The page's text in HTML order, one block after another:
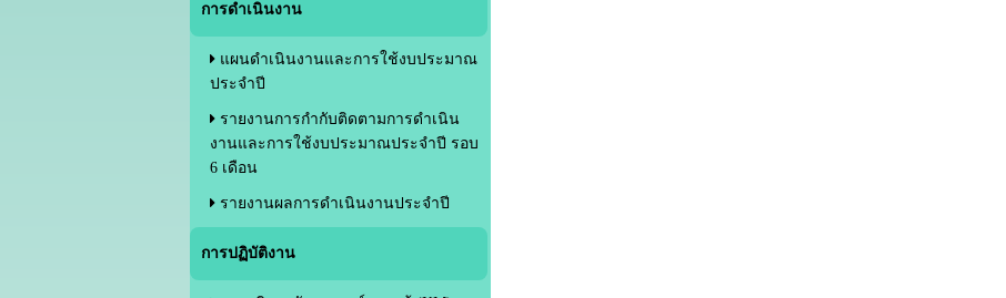
การดำเนินงาน
แผนดำเนินงานและการใช้งบประมาณ
ประจำปี
รายงานการกำกับติดตามการดำเนิน
งานและการใช้งบประมาณประจำปี รอบ
6 เดือน
รายงานผลการดำเนินงานประจำปี
การปฏิบัติงาน